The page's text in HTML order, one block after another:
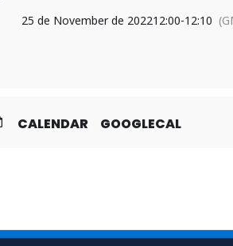
25 de November de 202212:00-12:10
CALENDAR GOOGLECAL